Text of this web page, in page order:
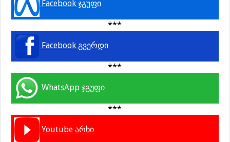
Facebook ჯგუფი
***
Facebook გვერდი
***
WhatsApp ჯგუფი
***
Youtube არხი